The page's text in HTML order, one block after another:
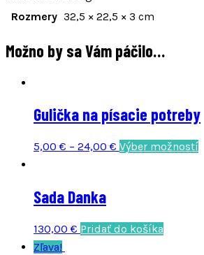
Rozmery 32,5 × 22,5 × 3 cm
Možno by sa Vám páčilo…
Gulička na písacie potreby
5,00 € – 24,00 € Výber možností
Sada Danka
130,00 € Pridať do košíka
Zľava!